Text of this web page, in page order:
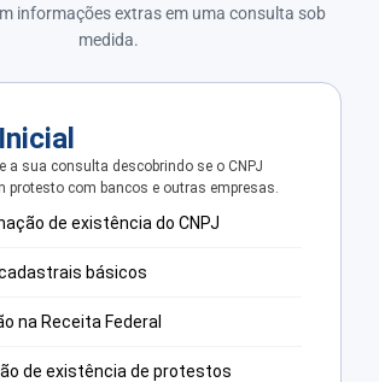
informações extras em uma consulta sob
medida.
a sua consulta descobrindo se o CNPJ
protesto com bancos e outras empresas.
de existência do CNPJ
básicos
na Receita Federal
de existência de protestos